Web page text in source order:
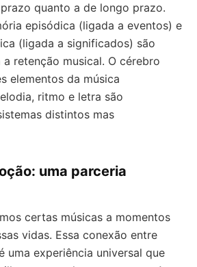
quanto a de longo prazo.
episódica (ligada a eventos) e
(ligada a significados) são
retenção musical. O cérebro
elementos da música
ritmo e letra são
distintos mas
uma parceria
certas músicas a momentos
vidas. Essa conexão entre
uma experiência universal que